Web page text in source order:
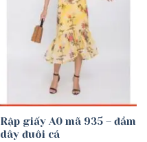
Rập giấy A0 mã 935 – đầm
dây đuôi cá